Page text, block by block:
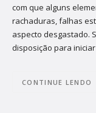
com que alguns
rachaduras, falhas
aspecto desgastado.
disposição para
CONTINUE LENDO